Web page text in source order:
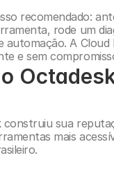
recomendado:
rode um
automação. A Cloud
e sem
construiu sua
mais